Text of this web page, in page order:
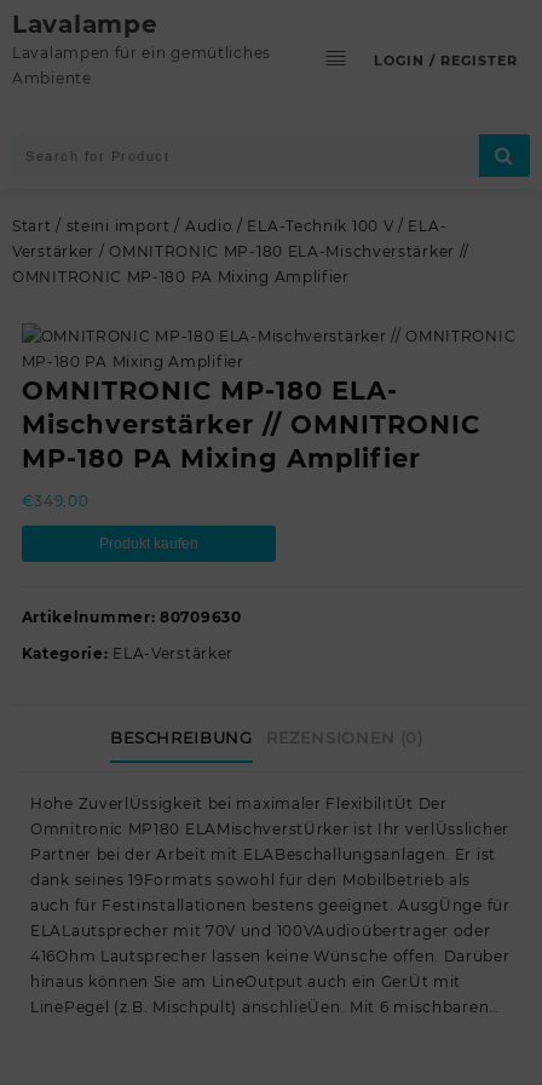
Skip
to
content
Lavalampe
Lavalampen für ein gemütliches
Ambiente
LOGIN / REGISTER
Start / steini import / Audio / ELA-Technik 100 V / ELA-
Verstärker / OMNITRONIC MP-180 ELA-Mischverstärker //
OMNITRONIC MP-180 PA Mixing Amplifier
OMNITRONIC MP-180 ELA-
Mischverstärker // OMNITRONIC
MP-180 PA Mixing Amplifier
€349,00
Produkt kaufen
Artikelnummer: 80709630
Kategorie: ELA-Verstärker
BESCHREIBUNG REZENSIONEN (0)
Hohe ZuverlÜssigkeit bei maximaler FlexibilitÜt Der
Omnitronic MP180 ELAMischverstÜrker ist Ihr verlÜsslicher
Partner bei der Arbeit mit ELABeschallungsanlagen. Er ist
dank seines 19Formats sowohl für den Mobilbetrieb als
auch für Festinstallationen bestens geeignet. AusgÜnge für
ELALautsprecher mit 70V und 100VAudioübertrager oder
416Ohm Lautsprecher lassen keine Wünsche offen. Darüber
hinaus können Sie am LineOutput auch ein GerÜt mit
LinePegel (z.B. Mischpult) anschlieÜen. Mit 6 mischbaren…